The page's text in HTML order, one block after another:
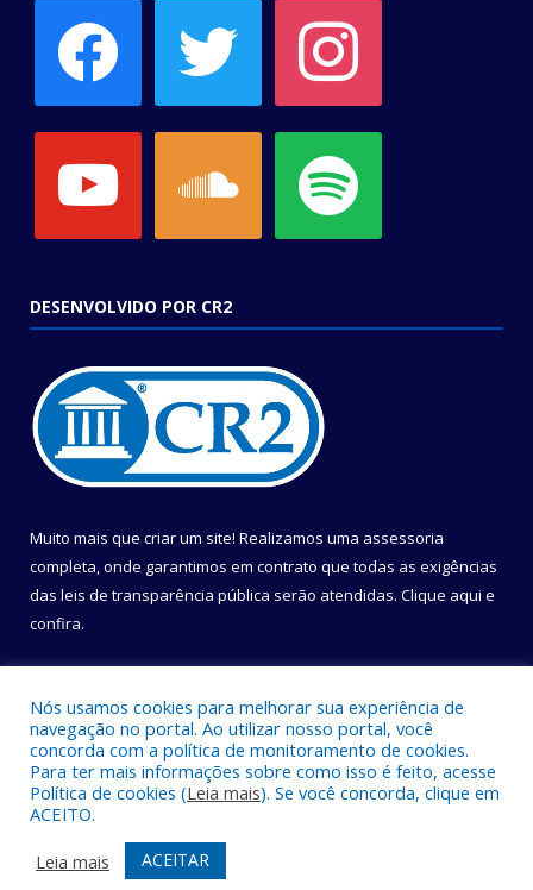
DESENVOLVIDO POR CR2
Muito mais que criar um site! Realizamos uma assessoria
completa, onde garantimos em contrato que todas as exigências
das leis de transparência pública serão atendidas. Clique aqui e
confira.
Todos os direitos reservados a Câmara Municipal de Belém.
Mapa do Site
Acessar Área Administrativa
Acessar Webmail
Nós usamos cookies para melhorar sua experiência de
navegação no portal. Ao utilizar nosso portal, você
concorda com a política de monitoramento de cookies.
Para ter mais informações sobre como isso é feito, acesse
Política de cookies (Leia mais). Se você concorda, clique em
ACEITO.
Leia mais
ACEITAR